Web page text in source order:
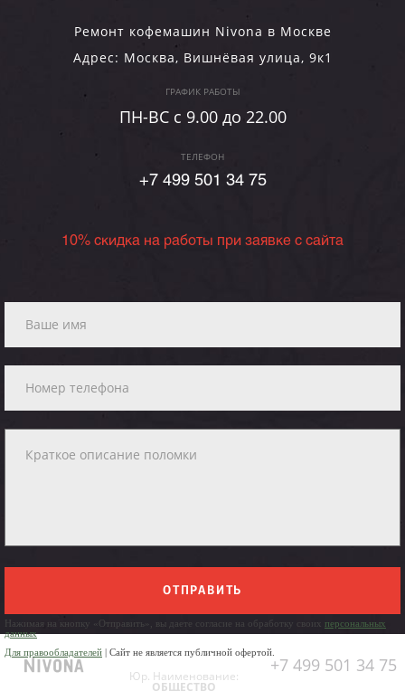
Ремонт кофемашин Nivona в Москве
Адрес: Москва, Вишнёвая улица, 9к1
ГРАФИК РАБОТЫ
ПН-ВC c 9.00 до 22.00
ТЕЛЕФОН
+7 499 501 34 75
10% скидка на работы при заявке с сайта
ОТПРАВИТЬ
Нажимая на кнопку «Отправить», вы даете согласие на обработку своих персональных
данных
Для правообладателей | Сайт не является публичной офертой.
+7 499 501 34 75
Юр. Наименование:
ОБЩЕСТВО